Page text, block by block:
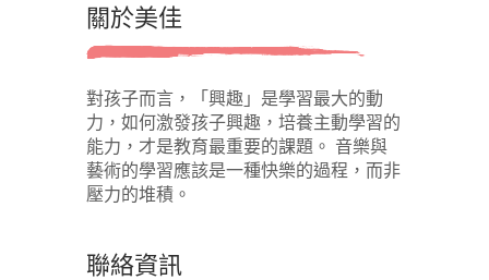
關於美佳
對孩子而言，「興趣」是學習最大的動
力，如何激發孩子興趣，培養主動學習的
能力，才是教育最重要的課題。 音樂與
藝術的學習應該是一種快樂的過程，而非
壓力的堆積。
聯絡資訊